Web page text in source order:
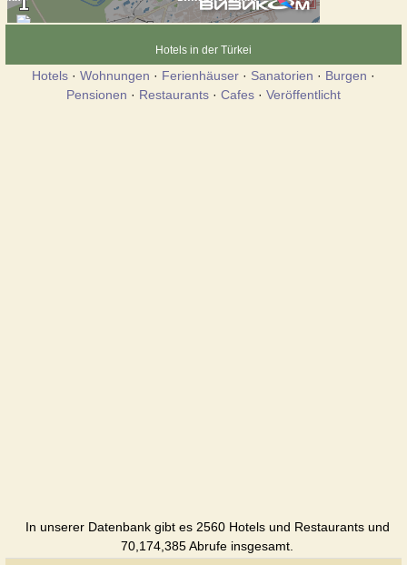
Hotels in der Türkei
Hotels · Wohnungen · Ferienhäuser · Sanatorien · Burgen ·
Pensionen · Restaurants · Cafes · Veröffentlicht
In unserer Datenbank gibt es 2560 Hotels und Restaurants und
70,174,385 Abrufe insgesamt.